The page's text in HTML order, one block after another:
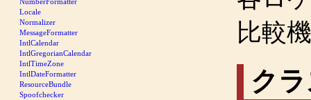
Locale
Normalizer
MessageFormatter
IntlCalendar
IntlGregorianCalendar
IntlTimeZone
IntlDateFormatter
ResourceBundle
Spoofchecker
比較
ク